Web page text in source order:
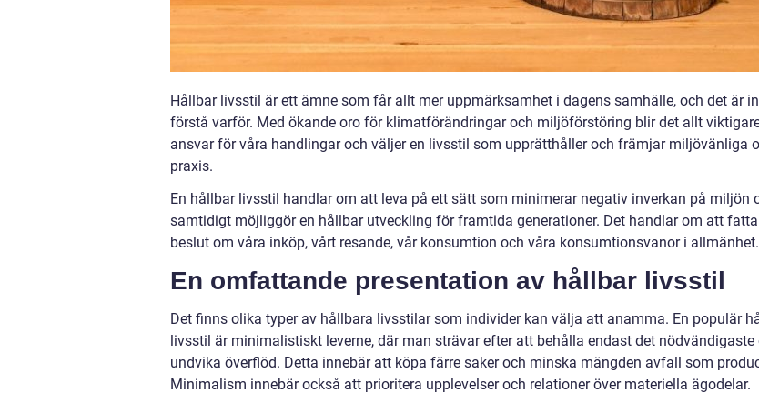
Hållbar livsstil är ett ämne som får allt mer uppmärksamhet i dagens samhälle, och det är
förstå varför. Med ökande oro för klimatförändringar och miljöförstöring blir det allt
ansvar för våra handlingar och väljer en livsstil som upprätthåller och främjar miljövänliga
praxis.
En hållbar livsstil handlar om att leva på ett sätt som minimerar negativ inverkan på miljön
samtidigt möjliggör en hållbar utveckling för framtida generationer. Det handlar om att
beslut om våra inköp, vårt resande, vår konsumtion och våra konsumtionsvanor i allmänhet.
En omfattande presentation av hållbar livsstil
Det finns olika typer av hållbara livsstilar som individer kan välja att anamma. En populär
livsstil är minimalistiskt leverne, där man strävar efter att behålla endast det nödvändigaste
undvika överflöd. Detta innebär att köpa färre saker och minska mängden avfall som
Minimalism innebär också att prioritera upplevelser och relationer över materiella ägodelar.